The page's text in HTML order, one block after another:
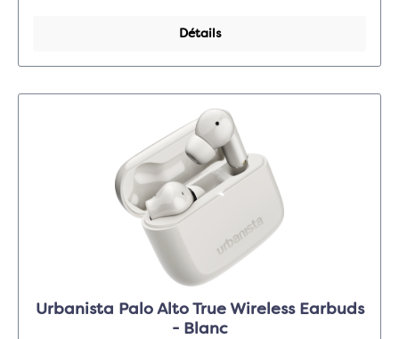
Détails
Urbanista Palo Alto True Wireless Earbuds
- Blanc